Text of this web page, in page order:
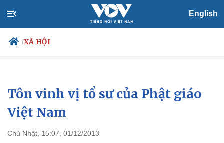
English
/XÃ HỘI
Chính trị
Đảng
Tổ chức nhân sự
Nhận diện sự thật
Xã hội
Tôn vinh vị tổ sư của Phật giáo
Việt Nam
Chủ Nhật, 15:07, 01/12/2013